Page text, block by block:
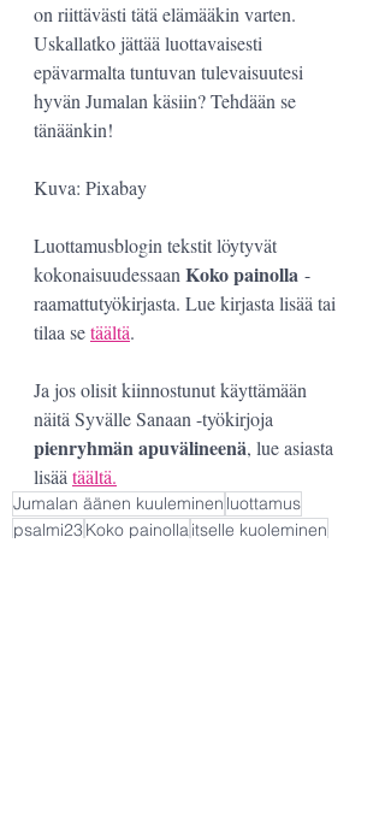
on riittävästi tätä elämääkin varten.
Uskallatko jättää luottavaisesti
epävarmalta tuntuvan tulevaisuutesi
hyvän Jumalan käsiin? Tehdään se
tänäänkin!
Kuva: Pixabay
Luottamusblogin tekstit löytyvät
kokonaisuudessaan Koko painolla -
raamattutyökirjasta. Lue kirjasta lisää tai
tilaa se täältä.
Ja jos olisit kiinnostunut käyttämään
näitä Syvälle Sanaan -työkirjoja
pienryhmän apuvälineenä, lue asiasta
lisää täältä.
Jumalan äänen kuuleminen luottamus
psalmi23 Koko painollaitselle kuoleminen